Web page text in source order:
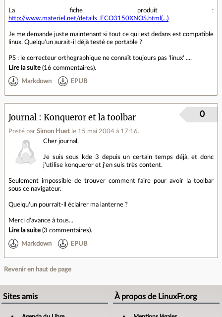
La fiche produit :
http://www.materiel.net/details_ECO3150XNOS.html(...)
Je me demande juste maintenant si tout ce qui est dedans est compatible
linux. Quelqu'un aurait-il déjà testé ce portable ?
PS : le correcteur orthographique ne connaît toujours pas 'linux' ....
Lire la suite (16 commentaires).
Markdown EPUB
Journal Konqueror et la toolbar
Posté par Simon Huet le 15 mai 2004 à 17:16.
0
Cher journal,
Je suis sous kde 3 depuis un certain temps déjà, et donc
j'utilise konqueror et j'en suis très content.
Seulement impossible de trouver comment faire pour avoir la toolbar
sous ce navigateur.
Quelqu'un pourrait-il éclairer ma lanterne ?
Merci d'avance à tous...
Lire la suite (3 commentaires).
Markdown EPUB
Revenir en haut de page
Sites amis À propos de LinuxFr.org